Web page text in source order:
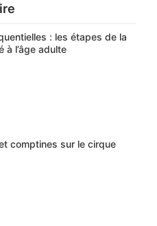
: les étapes de la
à l’âge adulte
comptines sur le cirque